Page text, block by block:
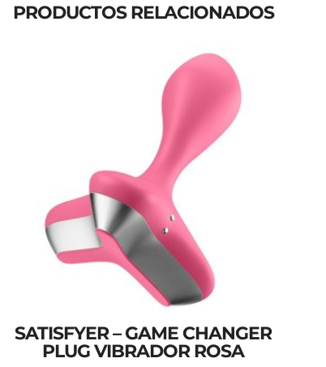
PRODUCTOS RELACIONADOS
SATISFYER – GAME CHANGER
PLUG VIBRADOR ROSA